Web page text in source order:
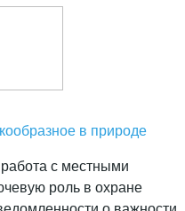
в природе
с местными
роль в охране